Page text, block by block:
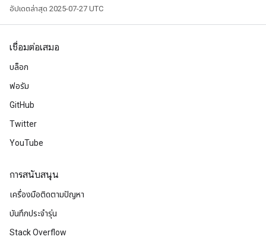
อัปเดตล่าสุด 2025-07-27 UTC
เชื่อมต่อเสมอ
บล็อก
ฟอรัม
GitHub
Twitter
YouTube
การสนับสนุน
เครื่องมือติดตามปัญหา
บันทึกประจำรุ่น
Stack Overflow